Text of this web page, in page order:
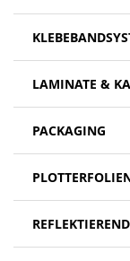
LAMINATE &
PACKAGING